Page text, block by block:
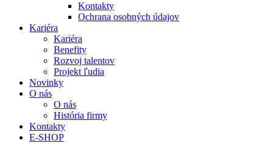
Kontakty
Ochrana osobných údajov
Kariéra
Kariéra
Benefity
Rozvoj talentov
Projekt ľudia
Novinky
O nás
O nás
História firmy
Kontakty
E-SHOP